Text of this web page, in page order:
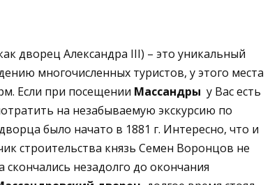
дворец Александра III) – это уникальный
многочисленных туристов, у этого места
Если при посещении Массандры у Вас есть
на незабываемую экскурсию по
было начато в 1881 г. Интересно, что и
строительства князь Семен Воронцов не
незадолго до окончания